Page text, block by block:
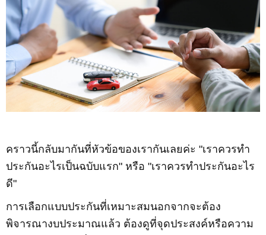
คราวนี้กลับมากันที่หัวข้อของเรากันเลยค่ะ "เราควรทำ
ประกันอะไรเป็นฉบับแรก" หรือ "เราควรทำประกันอะไร
ดี"
การเลือกแบบประกันที่เหมาะสมนอกจากจะต้อง
พิจารณางบประมาณแล้ว ต้องดูที่จุดประสงค์หรือความ